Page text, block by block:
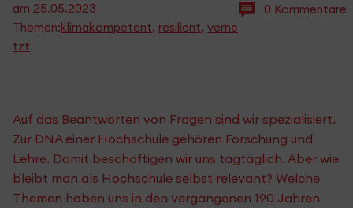
am 25.05.2023
0 Kommentare
Themen:klimakompetent, resilient, verne
tzt
Auf das Beantworten von Fragen sind wir spezialisiert.
Zur DNA einer Hochschule gehören Forschung und
Lehre. Damit beschäftigen wir uns tagtäglich. Aber wie
bleibt man als Hochschule selbst relevant? Welche
Themen haben uns in den vergangenen 190 Jahren